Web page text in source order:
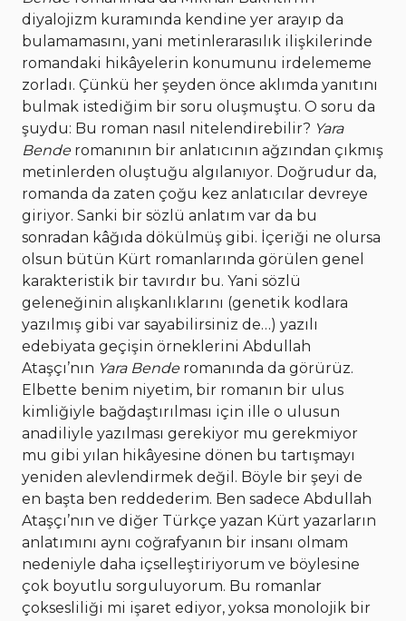
diyalojizm kuramında kendine yer arayıp da
bulamamasını, yani metinlerarasılık ilişkilerinde
romandaki hikâyelerin konumunu irdelememe
zorladı. Çünkü her şeyden önce aklımda yanıtını
bulmak istediğim bir soru oluşmuştu. O soru da
şuydu: Bu roman nasıl nitelendirebilir? Yara
Benderomanının bir anlatıcının ağzından çıkmış
metinlerden oluştuğu algılanıyor. Doğrudur da,
romanda da zaten çoğu kez anlatıcılar devreye
giriyor. Sanki bir sözlü anlatım var da bu
sonradan kâğıda dökülmüş gibi. İçeriği ne olursa
olsun bütün Kürt romanlarında görülen genel
karakteristik bir tavırdır bu. Yani sözlü
geleneğinin alışkanlıklarını (genetik kodlara
yazılmış gibi var sayabilirsiniz de…) yazılı
edebiyata geçişin örneklerini Abdullah
Ataşçı’nın Yara Benderomanında da görürüz.
Elbette benim niyetim, bir romanın bir ulus
kimliğiyle bağdaştırılması için ille o ulusun
anadiliyle yazılması gerekiyor mu gerekmiyor
mu gibi yılan hikâyesine dönen bu tartışmayı
yeniden alevlendirmek değil. Böyle bir şeyi de
en başta ben reddederim. Ben sadece Abdullah
Ataşçı’nın ve diğer Türkçe yazan Kürt yazarların
anlatımını aynı coğrafyanın bir insanı olmam
nedeniyle daha içselleştiriyorum ve böylesine
çok boyutlu sorguluyorum. Bu romanlar
çoksesliliği mi işaret ediyor, yoksa monolojik bir